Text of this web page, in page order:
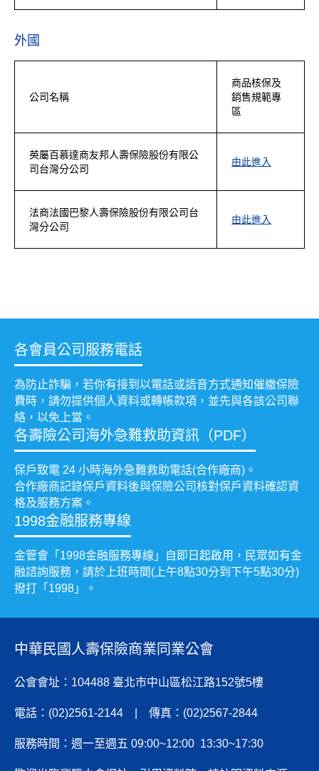
外國
公司名稱
商品核保及
銷售規範專
區
英屬百慕達商友邦人壽保險股份有限公
司台灣分公司
由此進入
法商法國巴黎人壽保險股份有限公司台
灣分公司
由此進入
各會員公司服務電話
為防止詐騙，若你有接到以電話或語音方式通知催繳保險
費時，請勿提供個人資料或轉帳款項，並先與各該公司聯
絡，以免上當。
各壽險公司海外急難救助資訊（PDF）
保戶致電 24 小時海外急難救助電話(合作廠商)。
合作廠商記錄保戶資料後與保險公司核對保戶資料確認資
格及服務方案。
1998金融服務專線
金管會「1998金融服務專線」自即日起啟用，民眾如有金
融諮詢服務，請於上班時間(上午8點30分到下午5點30分)
撥打「1998」。
中華民國人壽保險商業同業公會
公會會址：104488 臺北市中山區松江路152號5樓
電話：(02)2561-2144 | 傳真：(02)2567-2844
服務時間：週一至週五 09:00~12:00 13:30~17:30